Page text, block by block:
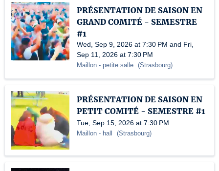
PRÉSENTATION DE SAISON EN
GRAND COMITÉ - SEMESTRE
#1
Wed, Sep 9, 2026 at 7:30 PM and Fri,
Sep 11, 2026 at 7:30 PM
Maillon - petite salle (Strasbourg)
PRÉSENTATION DE SAISON EN
PETIT COMITÉ - SEMESTRE #1
Tue, Sep 15, 2026 at 7:30 PM
Maillon - hall (Strasbourg)